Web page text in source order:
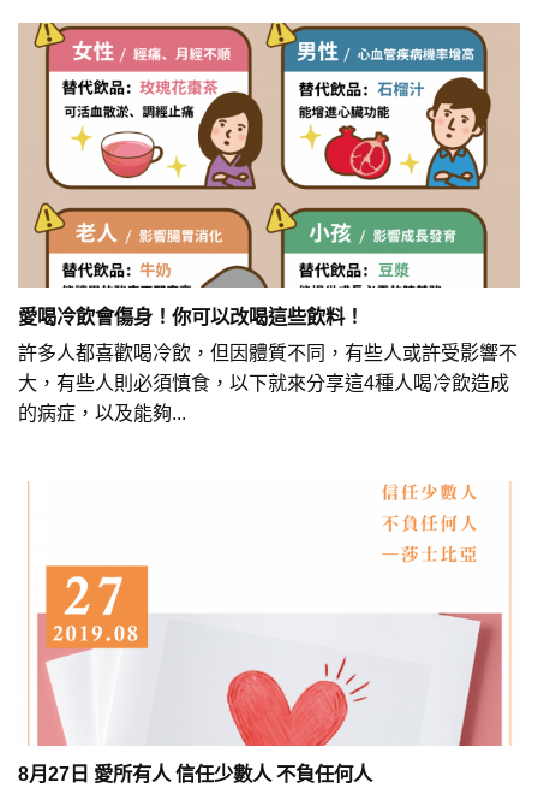
愛喝冷飲會傷身！你可以改喝這些飲料！
許多人都喜歡喝冷飲，但因體質不同，有些人或許受影響不
大，有些人則必須慎食，以下就來分享這4種人喝冷飲造成
的病症，以及能夠...
8月27日 愛所有人 信任少數人 不負任何人